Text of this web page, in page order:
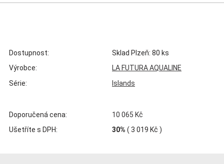
Dostupnost:
Sklad Plzeň: 80 ks
Výrobce:
LA FUTURA AQUALINE
Série:
Islands
Doporučená cena:
10 065 Kč
Ušetříte s DPH:
30% ( 3 019 Kč )